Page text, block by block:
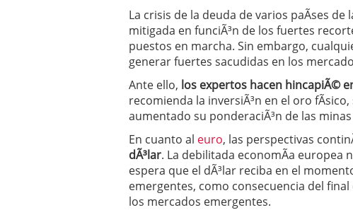
La crisis de la deuda de varios paÃ­ses
mitigada en funciÃ³n de los fuertes
puestos en marcha. Sin embargo,
generar fuertes sacudidas en los
Ante ello, los expertos hacen hincapiÃ©
recomienda la inversiÃ³n en el oro
aumentado su ponderaciÃ³n de las
En cuanto al euro, las perspectivas
dÃ³lar. La debilitada economÃ­a europea
espera que el dÃ³lar reciba en el
emergentes, como consecuencia del
los mercados emergentes.